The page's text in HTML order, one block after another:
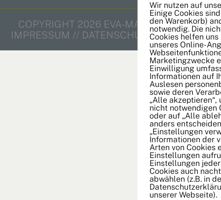
COPYRIGHT 2026 EVA-MARIE SCHMIDT
IMPRESSUM // DATENSCHUTZ//KONTAKT
Wir nutzen auf
Einige Cookies
den Warenkorb)
notwendig. Die
Cookies helfen
unseres Online-
Marketingzwecke
Einwilligung
Informationen auf
Auslesen
sowie deren
„Alle akzeptieren“,
nicht notwendigen
oder auf „Alle
anders
„Einstellungen
Informationen der
Arten von Cookies
Einstellungen
Einstellungen
Cookies auch
abwählen (z.B. in
unserer Webseite).